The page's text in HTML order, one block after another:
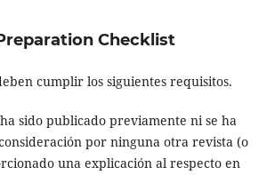
Checklist
cumplir los siguientes requisitos.
sido publicado previamente ni se ha
por ninguna otra revista (o
una explicación al respecto en